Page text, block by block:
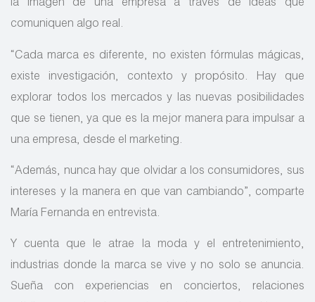
la imagen de una empresa a través de ideas que
comuniquen algo real.
“Cada marca es diferente, no existen fórmulas mágicas,
existe investigación, contexto y propósito. Hay que
explorar todos los mercados y las nuevas posibilidades
que se tienen, ya que es la mejor manera para impulsar a
una empresa, desde el marketing.
“Además, nunca hay que olvidar a los consumidores, sus
intereses y la manera en que van cambiando”, comparte
María Fernanda en entrevista.
Y cuenta que le atrae la moda y el entretenimiento,
industrias donde la marca se vive y no solo se anuncia.
Sueña con experiencias en conciertos, relaciones